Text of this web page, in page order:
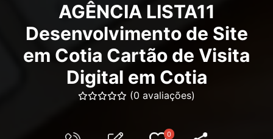
AGÊNCIA LISTA11
Desenvolvimento de Site
em Cotia Cartão de Visita
Digital em Cotia
(0 avaliações)
0